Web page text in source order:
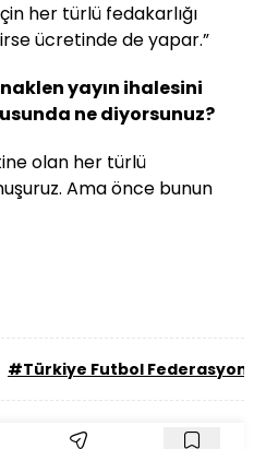
her türlü fedakarlığı
ücretinde de yapar.”
yayın ihalesini
ne diyorsunuz?
olan her türlü
Ama önce bunun
#Türkiye Futbol Federasyonu